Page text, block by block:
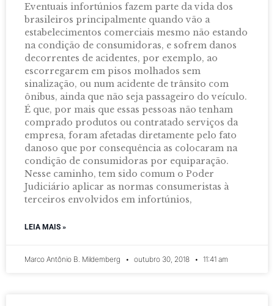
Eventuais infortúnios fazem parte da vida dos
brasileiros principalmente quando vão a
estabelecimentos comerciais mesmo não estando
na condição de consumidoras, e sofrem danos
decorrentes de acidentes, por exemplo, ao
escorregarem em pisos molhados sem
sinalização, ou num acidente de trânsito com
ônibus, ainda que não seja passageiro do veículo.
É que, por mais que essas pessoas não tenham
comprado produtos ou contratado serviços da
empresa, foram afetadas diretamente pelo fato
danoso que por consequência as colocaram na
condição de consumidoras por equiparação.
Nesse caminho, tem sido comum o Poder
Judiciário aplicar as normas consumeristas à
terceiros envolvidos em infortúnios,
LEIA MAIS »
Marco Antônio B. Mildemberg outubro 30, 2018 11:41 am